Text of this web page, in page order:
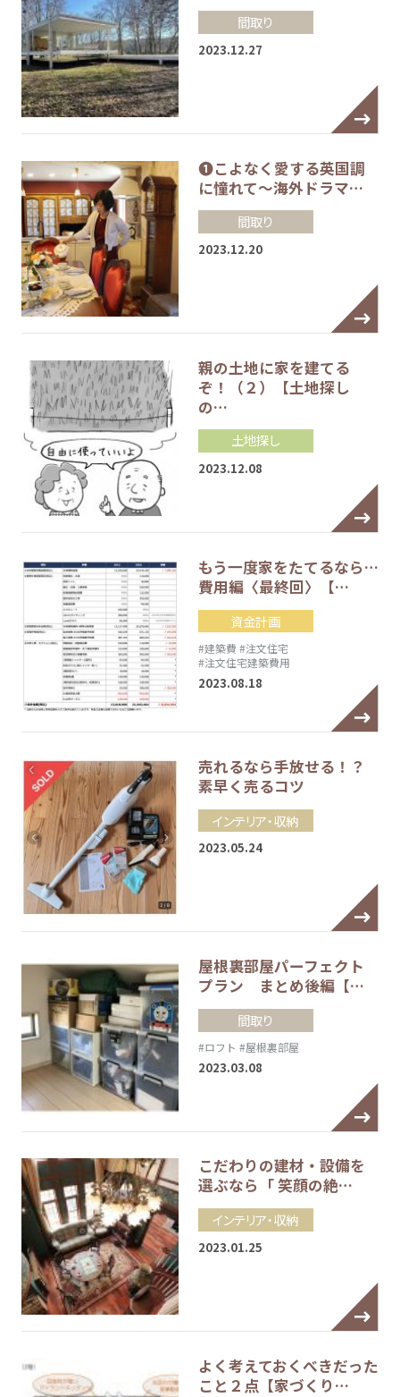
間取り
2023.12.27
❶こよなく愛する英国調
に憧れて～海外ドラマ…
間取り
2023.12.20
親の土地に家を建てる
ぞ！（２）【土地探し
の…
土地探し
2023.12.08
もう一度家をたてるなら…
費用編〈最終回〉【…
資金計画
#建築費 #注文住宅
#注文住宅建築費用
2023.08.18
売れるなら手放せる！？
素早く売るコツ
インテリア・収納
2023.05.24
屋根裏部屋パーフェクト
プラン まとめ後編【…
間取り
#ロフト #屋根裏部屋
2023.03.08
こだわりの建材・設備を
選ぶなら「 笑顔の絶…
インテリア・収納
2023.01.25
よく考えておくべきだった
こと２点【家づくり…